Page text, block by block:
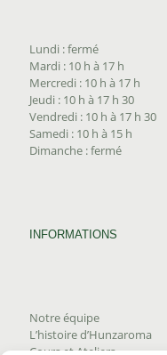
Lundi : fermé
Mardi : 10 h à 17 h
Mercredi : 10 h à 17 h
Jeudi : 10 h à 17 h 30
Vendredi : 10 h à 17 h 30
Samedi : 10 h à 15 h
Dimanche : fermé
INFORMATIONS
Notre équipe
L’histoire d’Hunzaroma
Cours et Ateliers